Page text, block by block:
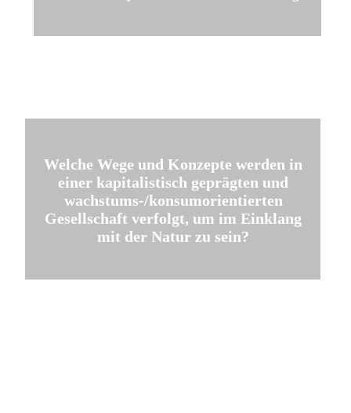
Welche Wege und Konzepte werden in
einer kapitalistisch geprägten und
wachstums-/konsumorientierten
Gesellschaft verfolgt, um im Einklang
mit der Natur zu sein?